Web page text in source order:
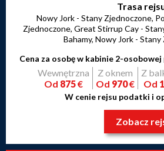
Trasa
Nowy Jork - Stany Zjednoczone,
Zjednoczone, Great Stirrup Cay -
Bahamy, Nowy Jork -
Cena za osobę w kabinie 2-
Wewnętrzna
Od 875€
Z oknem
Od 970€
Z
Od
W cenie rejsu podatki i
Zobacz